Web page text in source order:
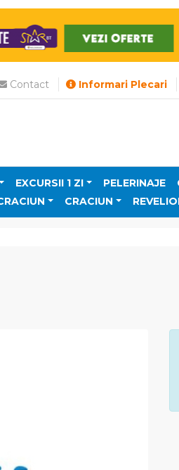
Contact Informari Plecari
EXCURSII 1 ZI PELERINAJE
CRACIUN